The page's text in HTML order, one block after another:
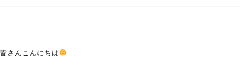
皆さんこんにちは